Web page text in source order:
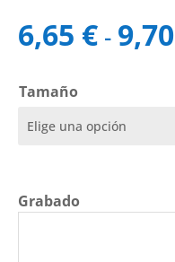
6,65 € - 9,70
Tamaño
Grabado